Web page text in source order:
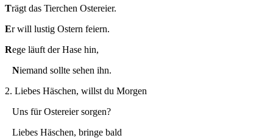
Trägt das Tierchen Ostereier.
Er will lustig Ostern feiern.
Rege läuft der Hase hin,
Niemand sollte sehen ihn.
2. Liebes Häschen, willst du Morgen
Uns für Ostereier sorgen?
Liebes Häschen, bringe bald